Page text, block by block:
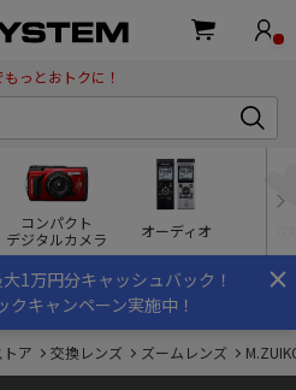
っとおトクに！
コンパクト
デジタルカメラ
オーディオ
×
1万円分キャッシュバック！
クキャンペーン実施中！
ア 交換レンズ ズームレンズ